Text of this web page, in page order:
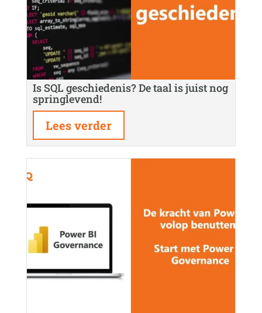
Is SQL geschiedenis? De taal is juist nog
springlevend!
Lees verder